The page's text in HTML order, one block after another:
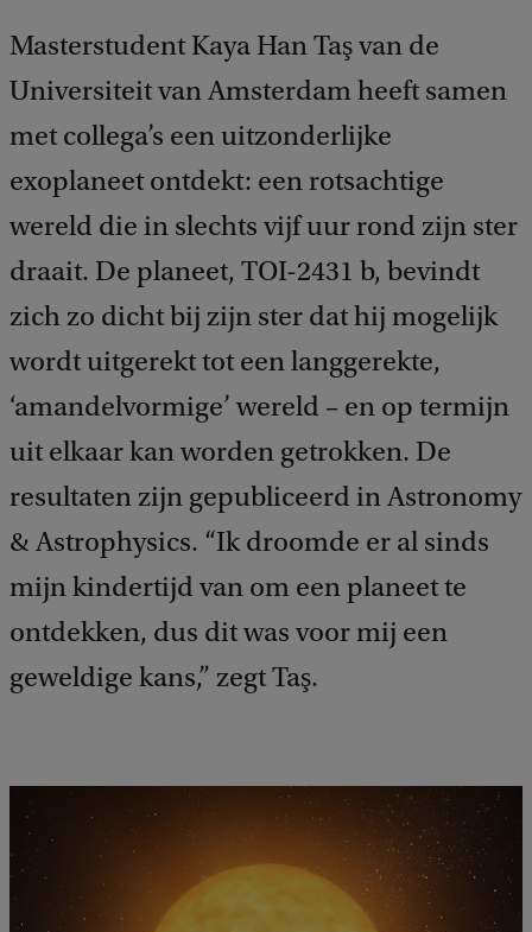
Masterstudent Kaya Han Taş van de
Universiteit van Amsterdam heeft samen
met collega’s een uitzonderlijke
exoplaneet ontdekt: een rotsachtige
wereld die in slechts vijf uur rond zijn ster
draait. De planeet, TOI-2431 b, bevindt
zich zo dicht bij zijn ster dat hij mogelijk
wordt uitgerekt tot een langgerekte,
‘amandelvormige’ wereld – en op termijn
uit elkaar kan worden getrokken. De
resultaten zijn gepubliceerd in Astronomy
& Astrophysics. “Ik droomde er al sinds
mijn kindertijd van om een planeet te
ontdekken, dus dit was voor mij een
geweldige kans,” zegt Taş.